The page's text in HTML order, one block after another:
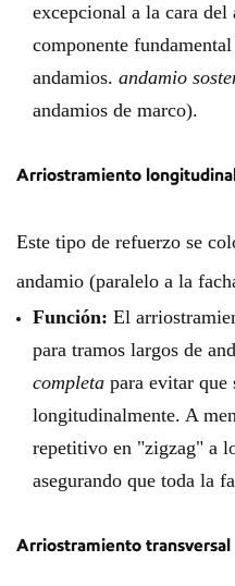
excepcional a la cara del
componente
andamios. andamio
andamios de marco).
Arriostramiento
Este tipo de refuerzo se
andamio (paralelo a la
Función: El
para tramos largos de
completa para evitar que
longitudinalmente. A
repetitivo en "zigzag" a
asegurando que toda la
Arriostramiento transversal